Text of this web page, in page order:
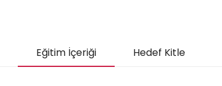
Eğitim İçeriği Hedef Kitle